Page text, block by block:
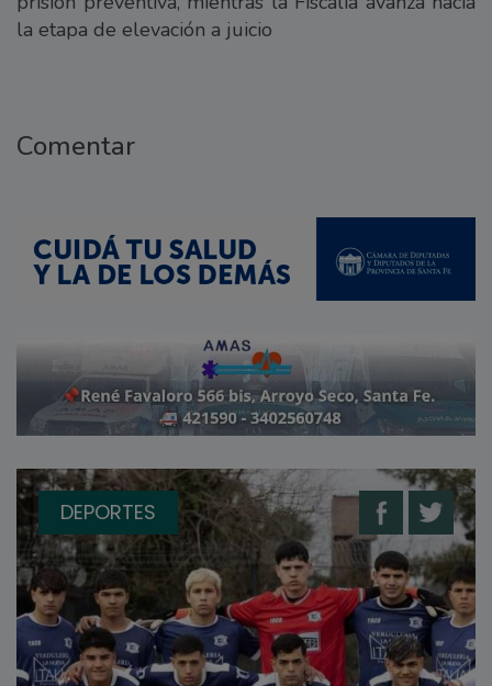
la etapa de elevación a juicio
Comentar
DEPORTES